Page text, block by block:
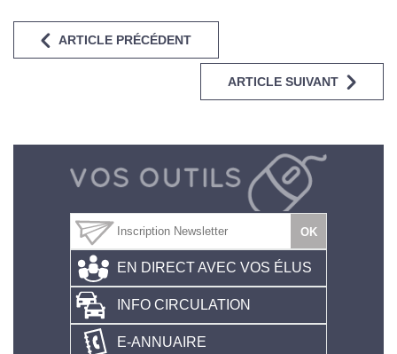
ARTICLE PRÉCÉDENT
ARTICLE SUIVANT
EN DIRECT AVEC VOS ÉLUS
INFO CIRCULATION
E-ANNUAIRE